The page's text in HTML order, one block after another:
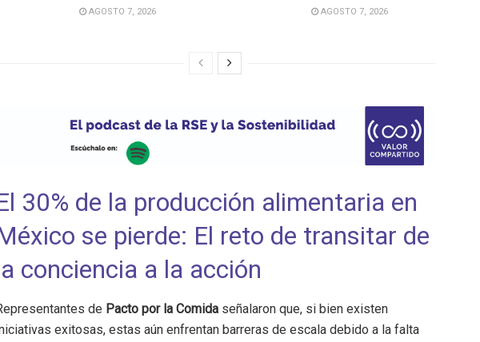
AGOSTO 7, 2026 AGOSTO 7, 2026
30% de la producción alimentaria en
se pierde: El reto de transitar de
conciencia a la acción
de Pacto por la Comida señalaron que, si bien existen
exitosas, estas aún enfrentan barreras de escala debido a la falta